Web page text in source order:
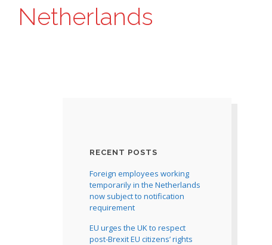
Netherlands
RECENT POSTS
Foreign employees working
temporarily in the Netherlands
now subject to notification
requirement
EU urges the UK to respect
post-Brexit EU citizens’ rights